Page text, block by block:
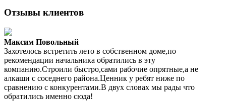
Отзывы клиентов
Максим Повольный
Захотелось встретить лето в собственном доме,по
рекомендации начальника обратились в эту
компанию.Строили быстро,сами рабочие опрятные,а не
алкаши с соседнего района.Ценник у ребят ниже по
сравнению с конкурентами.В двух словах мы рады что
обратились именно сюда!